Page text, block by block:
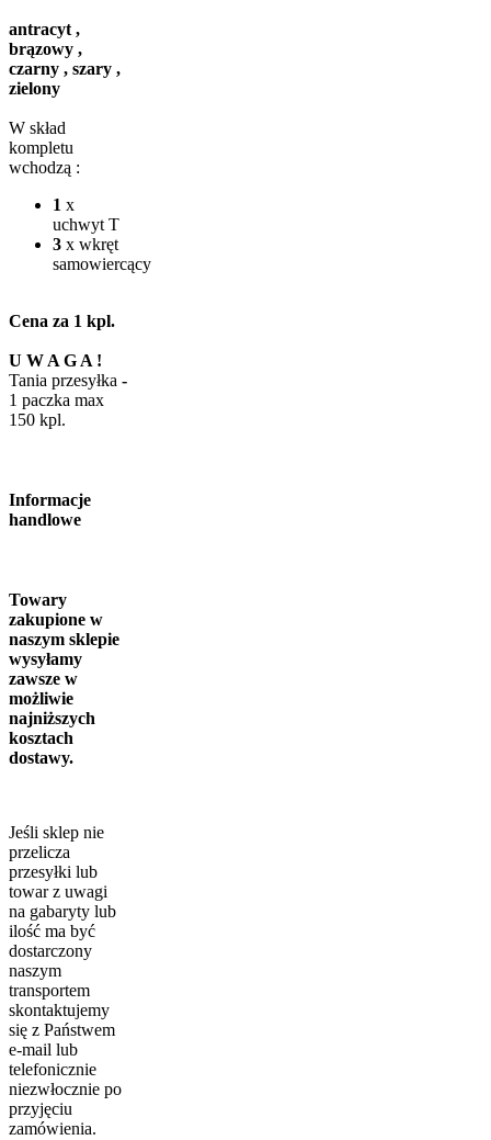
antracyt ,
brązowy ,
czarny , szary ,
zielony
W skład
kompletu
wchodzą :
1 x
uchwyt T
3 x wkręt
samowiercący
Cena za 1 kpl.
U W A G A !
Tania przesyłka -
1 paczka max
150 kpl.
Informacje
handlowe
Towary
zakupione w
naszym sklepie
wysyłamy
zawsze w
możliwie
najniższych
kosztach
dostawy.
Jeśli sklep nie
przelicza
przesyłki lub
towar z uwagi
na gabaryty lub
ilość ma być
dostarczony
naszym
transportem
skontaktujemy
się z Państwem
e-mail lub
telefonicznie
niezwłocznie po
przyjęciu
zamówienia.